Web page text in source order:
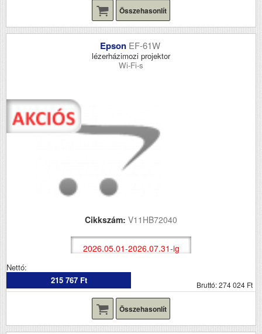
Összehasonlít
Epson EF-61W
lézerházimozi projektor
Wi-Fi-s
Cikkszám: V11HB72040
2026.05.01-2026.07.31-ig
Nettó:
215 767 Ft
Bruttó: 274 024 Ft
Összehasonlít